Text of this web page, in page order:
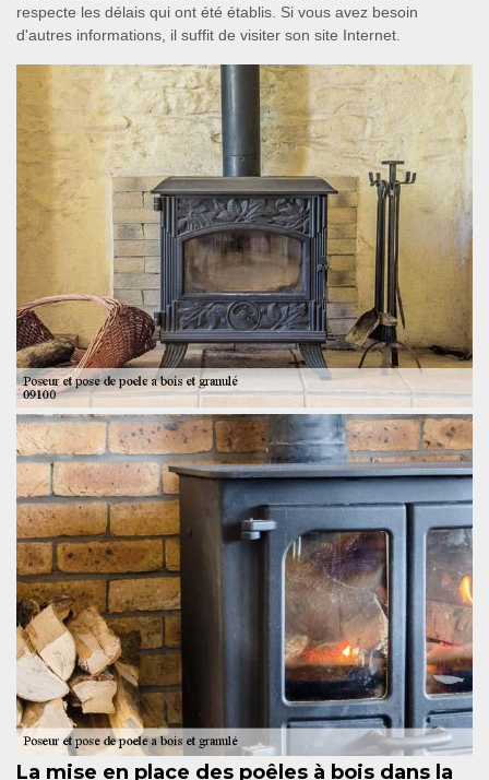
respecte les délais qui ont été établis. Si vous avez besoin
d'autres informations, il suffit de visiter son site Internet.
La mise en place des poêles à bois dans la